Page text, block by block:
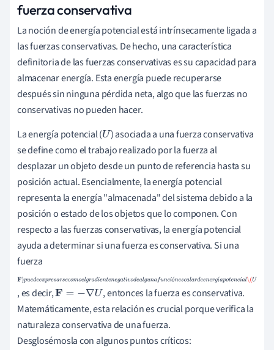
fuerza conservativa
La noción de energía potencial está intrínsecamente ligada a
las fuerzas conservativas. De hecho, una característica
definitoria de las fuerzas conservativas es su capacidad para
almacenar energía. Esta energía puede recuperarse
después sin ninguna pérdida neta, algo que las fuerzas no
conservativas no pueden hacer.
La energía potencial (U) asociada a una fuerza conservativa
se define como el trabajo realizado por la fuerza al
desplazar un objeto desde un punto de referencia hasta su
posición actual. Esencialmente, la energía potencial
representa la energía "almacenada" del sistema debido a la
posición o estado de los objetos que lo componen. Con
respecto a las fuerzas conservativas, la energía potencial
ayuda a determinar si una fuerza es conservativa. Si una
fuerza
ó í
F)
p
u
e
d
, es decir,F= −∇ U
, entonces la fuerza es conservativa.
Matemáticamente, esta relación es crucial porque verifica la
naturaleza conservativa de una fuerza.
Desglosémosla con algunos puntos críticos: